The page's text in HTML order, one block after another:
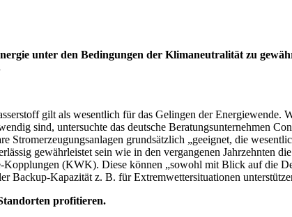
unter den Bedingungen der Klimaneutralität zu
gilt als wesentlich für das Gelingen der Energiewende.
sind, untersuchte das deutsche Beratungsunternehmen
Stromerzeugungsanlagen grundsätzlich „geeignet, die
gewährleistet sein wie in den vergangenen Jahrzehnten
(KWK). Diese können „sowohl mit Blick auf die
Backup-Kapazität z. B. für Extremwettersituationen
profitieren.